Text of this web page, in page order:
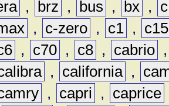
, brz , bus , bx ,
c
, c-zero , c1 ,
c15
, c70 , c8 , cabrio
, california ,
, capri , caprice